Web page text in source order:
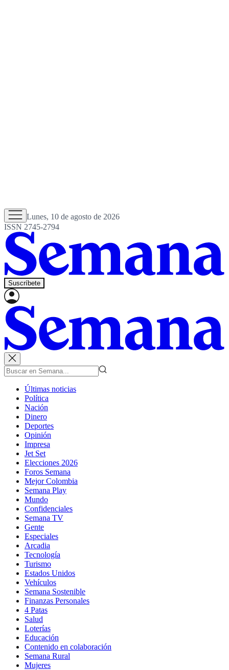
Lunes, 10 de agosto de 2026
ISSN 2745-2794
Suscríbete
Últimas noticias
Política
Nación
Dinero
Deportes
Opinión
Impresa
Jet Set
Elecciones 2026
Foros Semana
Mejor Colombia
Semana Play
Mundo
Confidenciales
Semana TV
Gente
Especiales
Arcadia
Tecnología
Turismo
Estados Unidos
Vehículos
Semana Sostenible
Finanzas Personales
4 Patas
Salud
Loterías
Educación
Contenido en colaboración
Semana Rural
Mujeres